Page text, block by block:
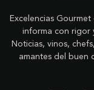
Excelencias
informa con rigor
Noticias, vinos,
amantes del buen